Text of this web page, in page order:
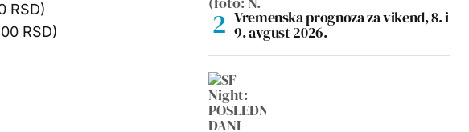
RSD)
RSD)
Vremenska prognoza za vikend, 8. i
9. avgust 2026.